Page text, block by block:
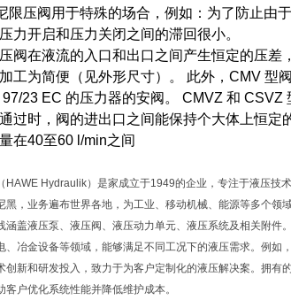
限压阀用于特殊的场合，例如：为了防止由
力开启和压力关闭之间的滞回很小。
阀在液流的入口和出口之间产生恒定的压
工为简便（见外形尺寸）。 此外，CMV 型
23 EC 的压力器的安阀。 CMVZ 和 CSVZ
通过时，阀的进出口之间能保持个大体上恒
在40至60 l/min之间
HAWE Hydraulik）是家成立于1949的企业，专注于液压技
黑，业务遍布世界各地，为工业、移动机械、能源等多个领域
涵盖液压泵、液压阀、液压动力单元、液压系统及相关附
、冶金设备等领域，能够满足不同工况下的液压需求。例如
创新和研发投入，致力于为客户定制化的液压解决案。拥
客户优化系统性能并降低维护成本。